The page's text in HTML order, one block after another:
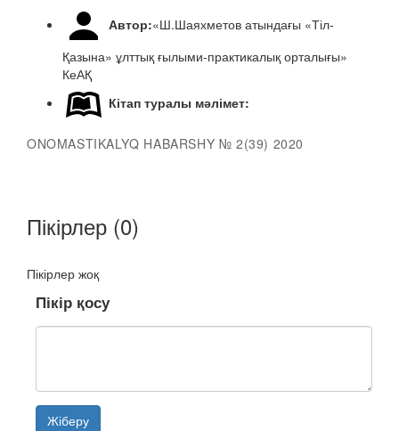
Автор:«Ш.Шаяхметов атындағы «Тіл-
Қазына» ұлттық ғылыми-практикалық орталығы»
КеАҚ
Кітап туралы мәлімет:
ONOMASTIKALYQ HABARSHY № 2(39) 2020
Пікірлер (0)
Пікірлер жоқ
Пікір қосу
Жіберу